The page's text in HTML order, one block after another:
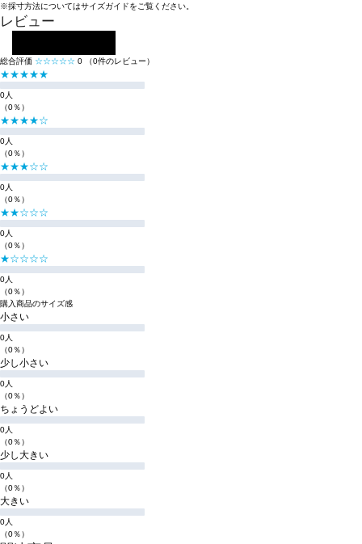
※採寸方法についてはサイズガイドをご覧ください。
レビュー
総合評価 ☆☆☆☆☆ 0 （0件のレビュー）
★★★★★
0人
（0％）
★★★★☆
0人
（0％）
★★★☆☆
0人
（0％）
★★☆☆☆
0人
（0％）
★☆☆☆☆
0人
（0％）
購入商品のサイズ感
小さい
0人
（0％）
少し小さい
0人
（0％）
ちょうどよい
0人
（0％）
少し大きい
0人
（0％）
大きい
0人
（0％）